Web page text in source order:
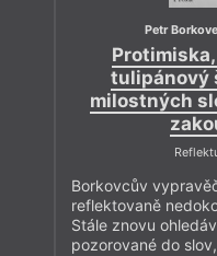
Petr
tulipánový
milostných
Borkovcův
reflektovaně
Stále znovu
pozorované do